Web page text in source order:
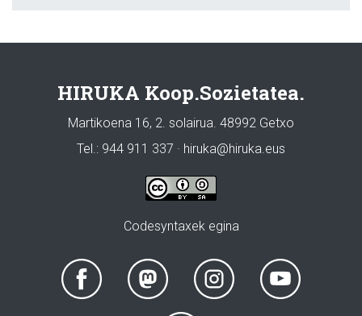
HIRUKA Koop.Sozietatea.
Martikoena 16, 2. solairua. 48992 Getxo
Tel.: 944 911 337 · hiruka@hiruka.eus
Codesyntaxek egina